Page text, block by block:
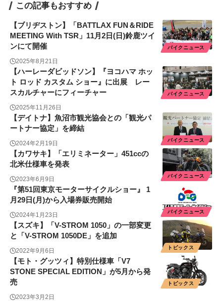
この記事もおすすめ
バイクニュース
【ブリヂストン】「BATTLAX FUN＆RIDE
MEETING With TSR」11月2日(日)鈴鹿ツイ
ンにて開催
2025年8月21日
バイクニュース
【ハーレーダビッドソン】『ヨコハマ ホッ
ト ロッド カスタム ショー』に出展 レー
スカルチャーにフィーチャー
2025年11月26日
バイクニュース
【デイトナ】魚沼市観光協会との「観光パ
ートナー協定」を締結
2024年2月19日
バイクニュース
【カワサキ】「エリミネーター」451ccの
北米仕様車を発表
2023年6月9日
バイクニュース
『第51回東京モーターサイクルショー』 1
月29⽇(月)から⼊場券販売開始
2024年1月23日
トピックス
【スズキ】「V-STROM 1050」の一部変更
と「V-STROM 1050DE」を追加
2022年9月6日
トピックス
【モト・グッツィ】特別仕様車「V7
STONE SPECIAL EDITION」が5月から発
売
2023年3月2日